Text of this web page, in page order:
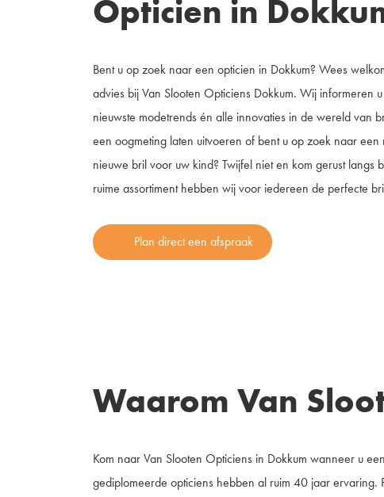
Opticien in
Bent u op zoek naar een opticien in Dokkum? Wees
advies bij Van Slooten Opticiens Dokkum. Wij informeren
nieuwste modetrends én alle innovaties in de wereld van
een oogmeting laten uitvoeren of bent u op zoek naar
nieuwe bril voor uw kind? Twijfel niet en kom gerust langs
ruime assortiment hebben wij voor iedereen de perfecte
Plan direct een afspraak
Waarom Van
Kom naar Van Slooten Opticiens in Dokkum wanneer u
gediplomeerde opticiens hebben al ruim 40 jaar